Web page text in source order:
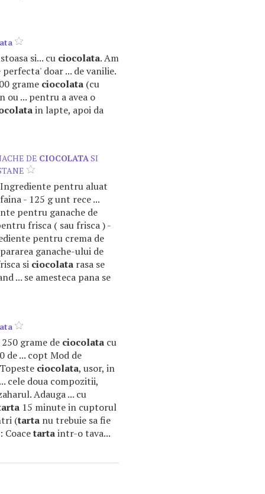
si... cu ciocolata. Am
doar ... de vanilie.
grame ciocolata (cu
ou ... pentru a avea o
in lapte, apoi da
DE CIOCOLATASI
Ingrediente pentru aluat
- 125 g unt rece ...
pentru ganache de
frisca ( sau frisca ) -
pentru crema de
ganache-ului de
si ciocolata rasa se
... se amesteca pana se
grame de ciocolata cu
de ... copt Mod de
ciocolata, usor, in
cele doua compozitii,
Adauga ... cu
15 minute in cuptorul
(tarta nu trebuie sa fie
Coacetartaintr-o tava...